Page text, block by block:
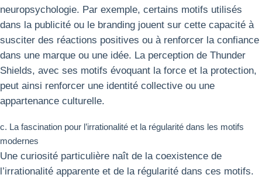
neuropsychologie. Par exemple, certains motifs utilisés
dans la publicité ou le branding jouent sur cette capacité à
susciter des réactions positives ou à renforcer la confiance
dans une marque ou une idée. La perception de Thunder
Shields, avec ses motifs évoquant la force et la protection,
peut ainsi renforcer une identité collective ou une
appartenance culturelle.
c. La fascination pour l’irrationalité et la régularité dans les motifs
modernes
Une curiosité particulière naît de la coexistence de
l’irrationalité apparente et de la régularité dans ces motifs.